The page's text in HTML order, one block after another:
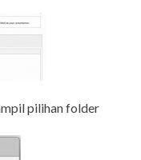
pilihan folder